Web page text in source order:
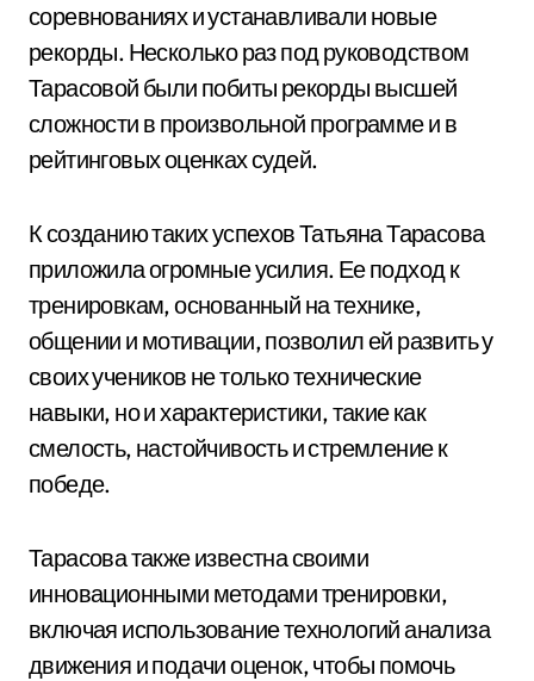
соревнованиях и устанавливали новые
рекорды. Несколько раз под руководством
Тарасовой были побиты рекорды высшей
сложности в произвольной программе и в
рейтинговых оценках судей.
К созданию таких успехов Татьяна Тарасова
приложила огромные усилия. Ее подход к
тренировкам, основанный на технике,
общении и мотивации, позволил ей развить у
своих учеников не только технические
навыки, но и характеристики, такие как
смелость, настойчивость и стремление к
победе.
Тарасова также известна своими
инновационными методами тренировки,
включая использование технологий анализа
движения и подачи оценок, чтобы помочь